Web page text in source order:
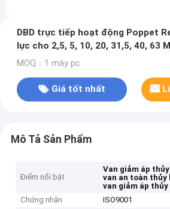
DBD trực tiếp hoạt động Poppet
lực cho 2,5, 5, 10, 20, 31,5, 40, 63
MOQ：1 máy pc
Giá tốt nhất
Mô Tả Sản Phẩm
Điểm nổi bật
Van giảm áp
van an toàn thủy
van giảm áp
Chứng nhận
ISO9001